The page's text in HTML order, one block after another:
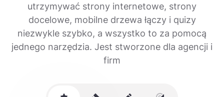
utrzymywać strony internetowe, strony
docelowe, mobilne drzewa łączy i quizy
niezwykle szybko, a wszystko to za pomocą
jednego narzędzia. Jest stworzone dla agencji i
firm